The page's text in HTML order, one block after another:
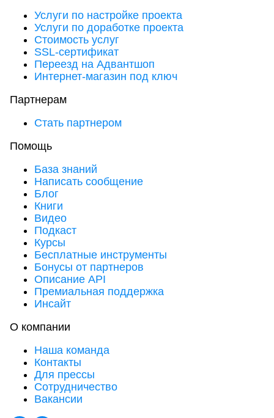
Услуги по настройке проекта
Услуги по доработке проекта
Стоимость услуг
SSL-сертификат
Переезд на Адвантшоп
Интернет-магазин под ключ
Партнерам
Стать партнером
Помощь
База знаний
Написать сообщение
Блог
Книги
Видео
Подкаст
Курсы
Бесплатные инструменты
Бонусы от партнеров
Описание API
Премиальная поддержка
Инсайт
О компании
Наша команда
Контакты
Для прессы
Сотрудничество
Вакансии